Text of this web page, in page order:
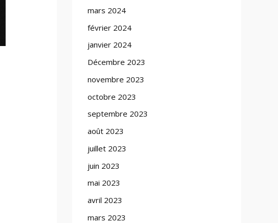
mars 2024
février 2024
janvier 2024
Décembre 2023
novembre 2023
octobre 2023
septembre 2023
août 2023
juillet 2023
juin 2023
mai 2023
avril 2023
mars 2023